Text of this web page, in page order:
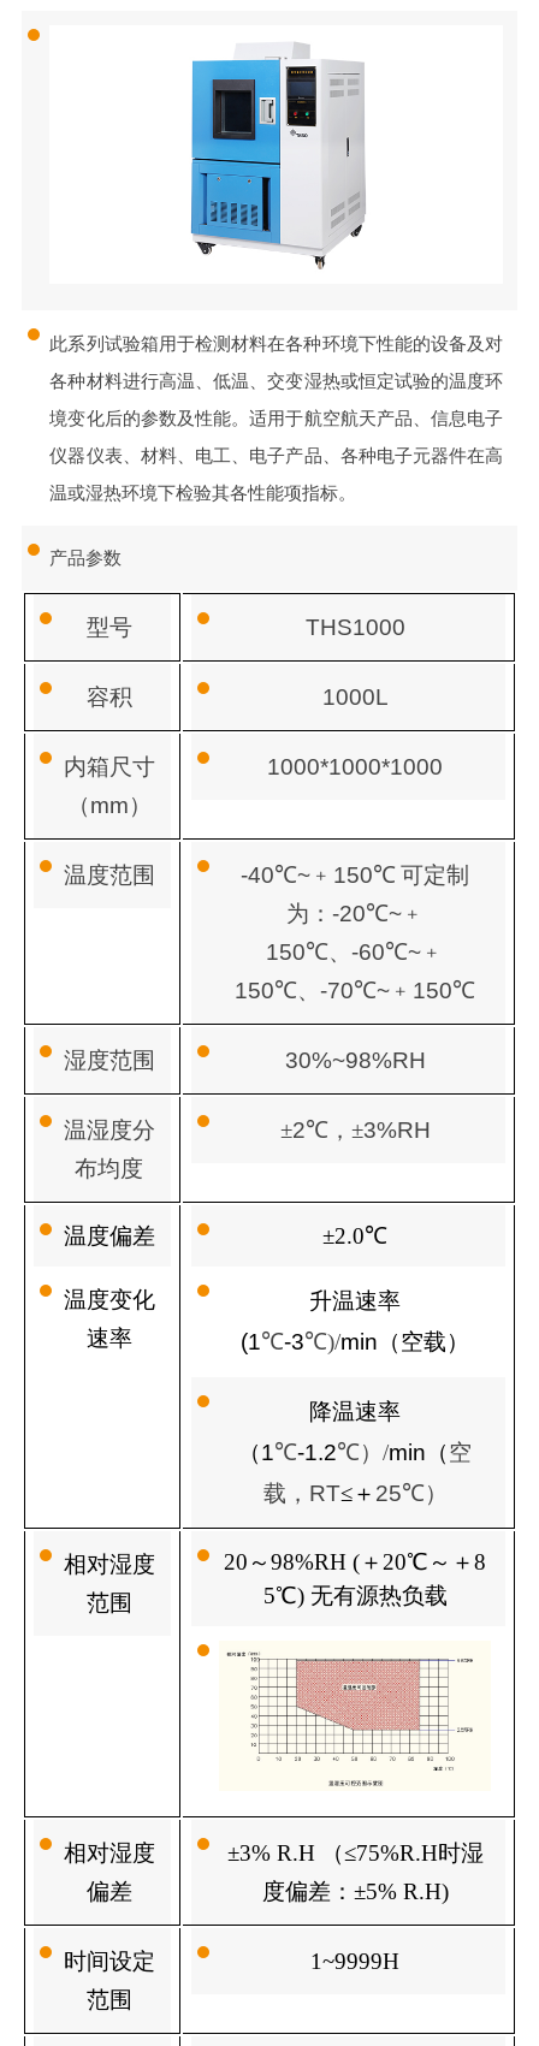
此系列试验箱用于检测材料在各种环境下性能的设备及对
各种材料进行高温、低温、交变湿热或恒定试验的温度环
境变化后的参数及性能。适用于航空航天产品、信息电子
仪器仪表、材料、电工、电子产品、各种电子元器件在高
温或湿热环境下检验其各性能项指标。
产品参数
型号 THS1000
容积 1000L
内箱尺寸
（mm）
1000*1000*1000
温度范围 -40℃~ ﹢ 150℃ 可定制
为： -20℃~﹢
150℃、-60℃~ ﹢
150℃、-70℃~ ﹢ 150℃
湿度范围 30%~98%RH
温湿度分
布均度
±2℃，±3%RH
温度偏差
温度变化
速率
±2.0℃
升温速率
(1℃-3℃)/min （空载）
降温速率
（1℃-1.2℃）/min （空
载， RT≤＋ 25℃）
相对湿度
范围
20 ～98%RH (＋20℃～＋8
5℃) 无有源热负载
相对湿度
偏差
±3% R.H （≤75%R.H时湿
度偏差：±5% R.H)
时间设定
范围
1~9999H